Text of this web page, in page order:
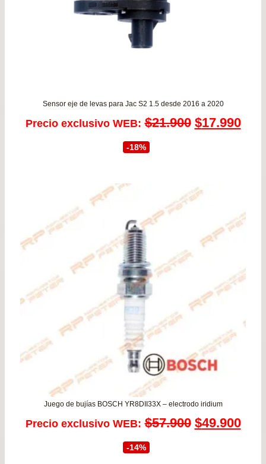
Sensor eje de levas para Jac S2 1.5 desde 2016 a 2020
Precio exclusivo WEB: $21.900 El
era:
$21.900.
$17.990El
-18%
Juego de bujías BOSCH YR8DII33X – electrodo iridium
Precio exclusivo WEB: $57.900 El
$49.900El
-14%